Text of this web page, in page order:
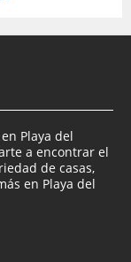
Playa del
a encontrar el
de casas,
en Playa del